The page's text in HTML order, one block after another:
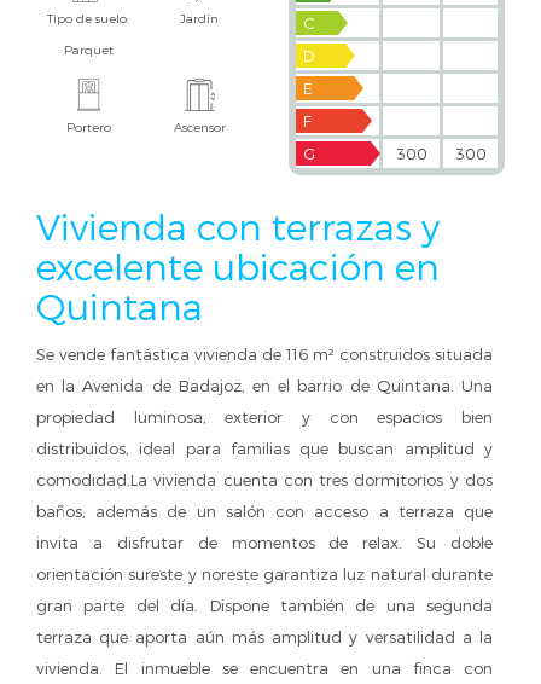
Tipo de suelo:
Parquet
Jardín
Portero Ascensor
C
D
E
F
G
300 300
Vivienda con terrazas y
excelente ubicación en
Quintana
Se vende fantástica vivienda de 116 m² construidos situada
en la Avenida de Badajoz, en el barrio de Quintana. Una
propiedad luminosa, exterior y con espacios bien
distribuidos, ideal para familias que buscan amplitud y
comodidad.La vivienda cuenta con tres dormitorios y dos
baños, además de un salón con acceso a terraza que
invita a disfrutar de momentos de relax. Su doble
orientación sureste y noreste garantiza luz natural durante
gran parte del día. Dispone también de una segunda
terraza que aporta aún más amplitud y versatilidad a la
vivienda. El inmueble se encuentra en una finca con